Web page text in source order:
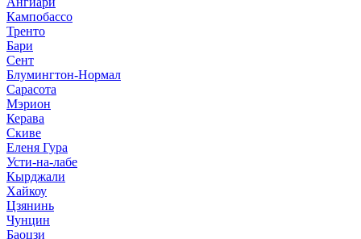
Кампобассо
Тренто
Бари
Сент
Блумингтон-Нормал
Сарасота
Мэрион
Керава
Скиве
Еленя Гура
Усти-на-лабе
Кырджали
Хайкоу
Цзянинь
Чунцин
Баоцзи